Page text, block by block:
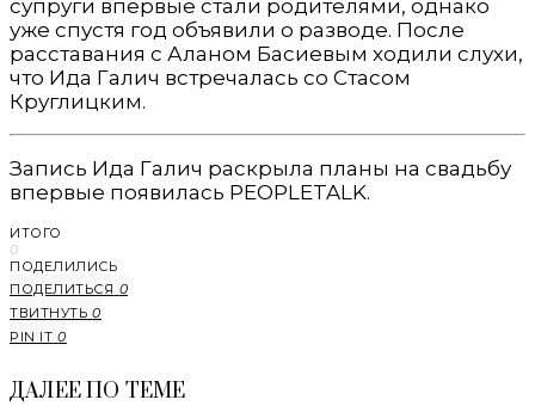
супруги впервые стали родителями, однако
уже спустя год объявили о разводе. После
расставания с Аланом Басиевым ходили слухи,
что Ида Галич встречалась со Стасом
Круглицким.
Запись Ида Галич раскрыла планы на свадьбу
впервые появилась PEOPLETALK.
ИТОГО
0
ПОДЕЛИЛИСЬ
ПОДЕЛИТЬСЯ 0
ТВИТНУТЬ 0
PIN IT 0
ДАЛЕЕ ПО ТЕМЕ